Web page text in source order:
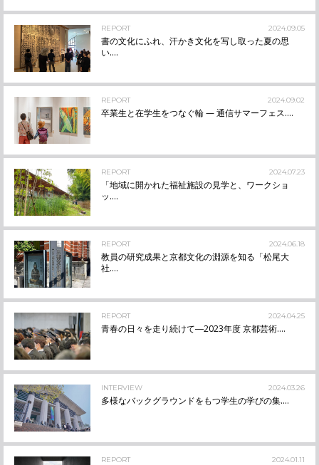
REPORT 2024.09.05
書の文化にふれ、汗かき文化を写し取った夏の思
い....
REPORT 2024.09.02
卒業生と在学生をつなぐ輪 — 通信サマーフェス....
REPORT 2024.07.23
「地域に開かれた福祉施設の見学と、ワークショ
ッ....
REPORT 2024.06.18
教員の研究成果と京都文化の淵源を知る「松尾大
社....
REPORT 2024.04.25
青春の日々を走り続けて―2023年度 京都芸術....
INTERVIEW 2024.03.26
多様なバックグラウンドをもつ学生の学びの集....
REPORT 2024.01.11